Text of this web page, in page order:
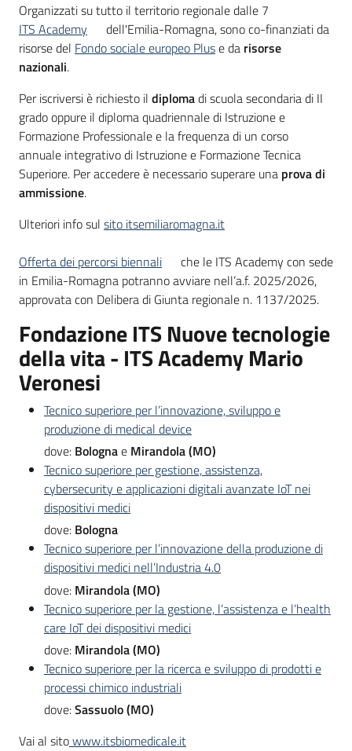
Piani
Programmi
Progetti
Fondo
sociale
europeo
Plus
Seguici
su
Organizzati su tutto il territorio regionale dalle 7
ITS Academy
dell'Emilia-Romagna, sono co-finanziati da
risorse del Fondo sociale europeo Pluse da risorse
nazionali.
Per iscriversi è richiesto il diplomadi scuola secondaria di II
grado oppure il diploma quadriennale di Istruzione e
Formazione Professionale e la frequenza di un corso
annuale integrativo di Istruzione e Formazione Tecnica
Superiore. Per accedere è necessario superare una prova di
ammissione.
Ulteriori info sul sito itsemiliaromagna.it
Offerta dei percorsi biennali
che le ITS Academy con sede
in Emilia-Romagna potranno avviare nell’a.f. 2025/2026,
approvata con Delibera di Giunta regionale n. 1137/2025.
Fondazione ITS Nuove tecnologie
della vita - ITS Academy Mario
Veronesi
Tecnico superiore per l’innovazione, sviluppo e
produzione di medical device
dove: Bolognae Mirandola (MO)
Tecnico superiore per gestione, assistenza,
cybersecurity e applicazioni digitali avanzate IoT nei
dispositivi medici
dove: Bologna
Tecnico superiore per l’innovazione della produzione di
dispositivi medici nell’Industria 4.0
dove: Mirandola (MO)
Tecnico superiore per la gestione, l’assistenza e l’health
care IoT dei dispositivi medici
dove: Mirandola (MO)
Tecnico superiore per la ricerca e sviluppo di prodotti e
processi chimico industriali
dove:Sassuolo (MO)
Vai al sitowww.itsbiomedicale.it